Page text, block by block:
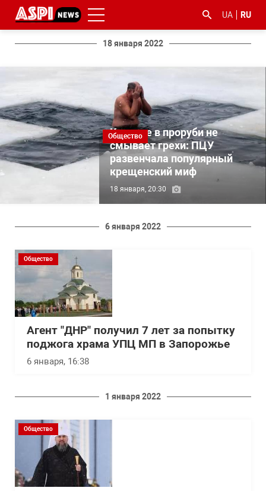
UA RU
18 января 2022
Общество
Купание в проруби не
смывает грехи: ПЦУ
развенчала популярный
крещенский миф
18 января, 20:30
6 января 2022
Общество
Агент "ДНР" получил 7 лет за попытку
поджога храма УПЦ МП в Запорожье
6 января, 16:38
1 января 2022
Общество
#ООС
#боротьба
з
корупцією
#гфс #Киев #коронавірус